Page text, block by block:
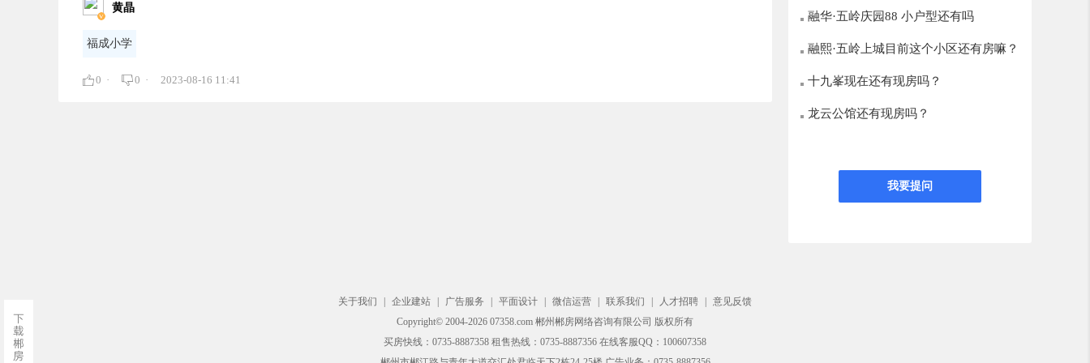
黄晶
福成小学
0 · 0 · 2023-08-16 11:41
融华·五岭庆园88 小户型还有吗
融熙·五岭上城目前这个小区还有房嘛？
十九峯现在还有现房吗？
龙云公馆还有现房吗？
我要提问
关于我们 企业建站 广告服务 平面设计 微信运营 联系我们 人才招聘
意见反馈
Copyright© 2004-2026 07358.com 郴州郴房网络咨询有限公司 版权所有
买房快线：0735-8887358 租售热线：0735-8887356 在线客服QQ：100607358